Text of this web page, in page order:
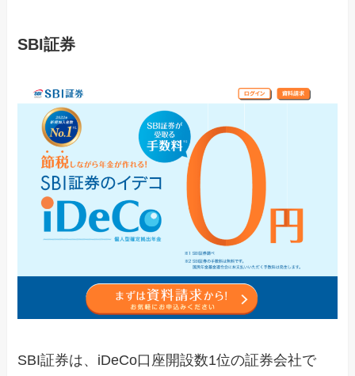
SBI証券
SBI証券は、iDeCo口座開設数1位の証券会社で